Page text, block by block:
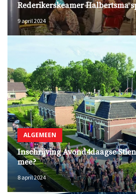
Rederikerskeamer Halbertsma
9 april 2024
ALGEMEEN
Inschrijving Avond4daagse
mee?
8 april 2024